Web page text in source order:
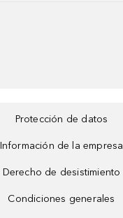
Protección de datos
Información de la empresa
Derecho de desistimiento
Condiciones generales